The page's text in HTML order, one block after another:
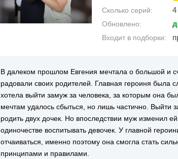
Сколько серий: 4
Обновлено:
Входит в подборки:
В далеком прошлом Евгения мечтала о большой и
радовали своих родителей. Главная героиня была
хотела выйти замуж за человека, за которым она
мечтам удалось сбыться, но лишь частично. Выйти
родить двух дочек. Но впоследствии муж изменил
одиночестве воспитывать девочек. У главной
отчаиваться, именно поэтому она смогла стать
принципами и правилами.